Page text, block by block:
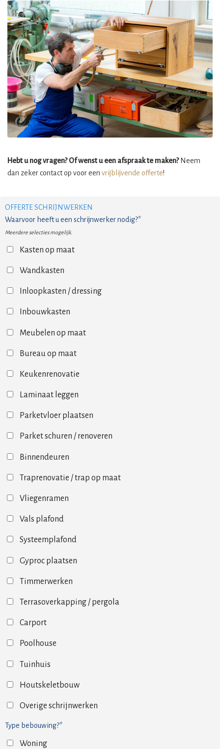
Hebt u nog vragen? Of wenst u een afspraak te maken?Neem
dan zeker contact op voor een vrijblijvende offerte!
OFFERTE SCHRIJNWERKEN
Waarvoor heeft u een schrijnwerker nodig?*
Meerdere selecties mogelijk.
Kasten op maat
Wandkasten
Inloopkasten / dressing
Inbouwkasten
Meubelen op maat
Bureau op maat
Keukenrenovatie
Laminaat leggen
Parketvloer plaatsen
Parket schuren / renoveren
Binnendeuren
Traprenovatie / trap op maat
Vliegenramen
Vals plafond
Systeemplafond
Gyproc plaatsen
Timmerwerken
Terrasoverkapping / pergola
Carport
Poolhouse
Tuinhuis
Houtskeletbouw
Overige schrijnwerken
Type bebouwing?*
Woning